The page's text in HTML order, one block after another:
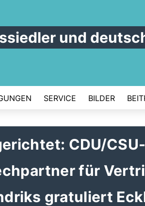
und
SERVICE BILDER
CDU/
für
gratuliert